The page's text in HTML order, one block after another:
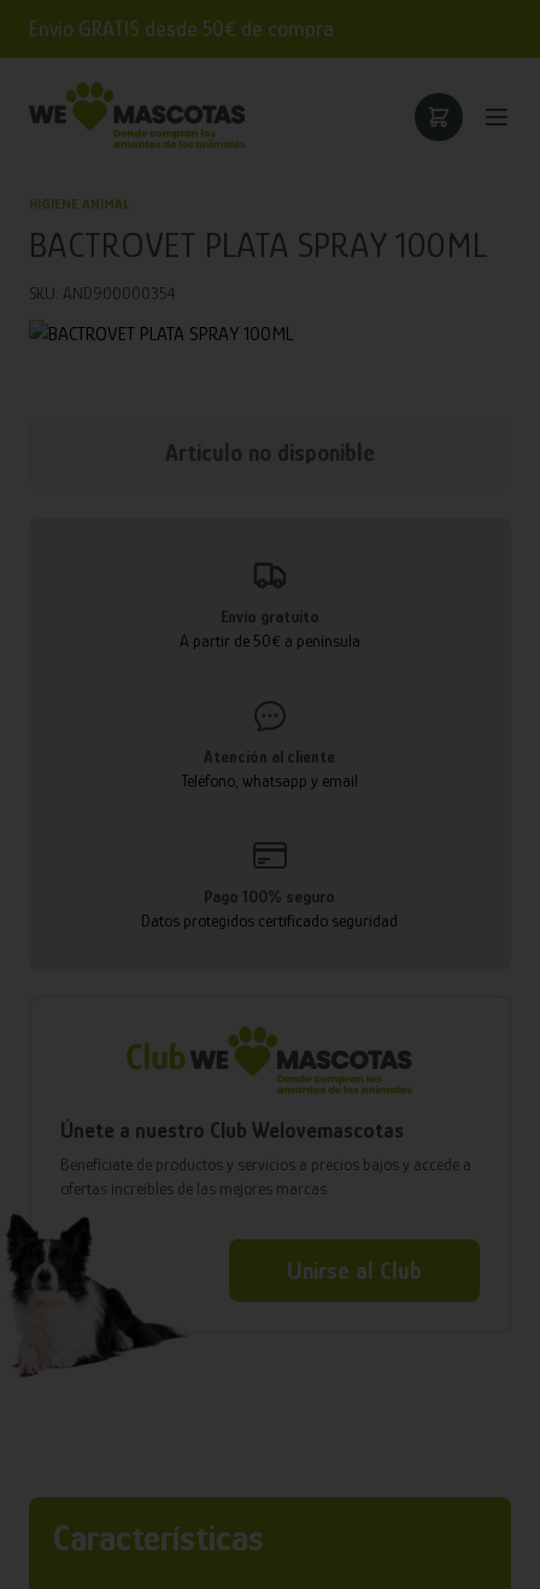
Envío GRATIS desde 50€ de compra
HIGIENE ANIMAL
BACTROVET PLATA SPRAY 100ML
SKU: AND900000354
Articulo no disponible
Envío gratuito
A partir de 50€ a península
Atención al cliente
Teléfono, whatsapp y email
Pago 100% seguro
Datos protegidos certificado seguridad
Únete a nuestro Club Welovemascotas
Benefíciate de productos y servicios a precios bajos y accede a
ofertas increíbles de las mejores marcas
Unirse al Club
Características